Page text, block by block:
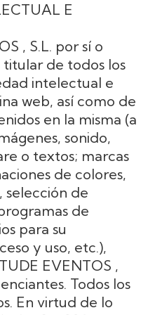
E
, S.L. por sí o
titular de todos los
intelectual e
web, así como de
en la misma (a
sonido,
o textos; marcas
de colores,
selección de
de
para su
y uso, etc.),
EVENTOS ,
Todos los
En virtud de lo